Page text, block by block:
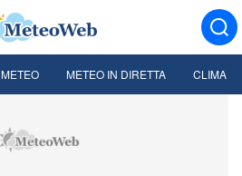
METEO METEO IN DIRETTA CLIMA